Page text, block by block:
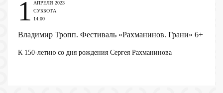
Владимир Тропп. Фестиваль «Рахманинов. Грани» 6+
К 150-летию со дня рождения Сергея Рахманинова
1
АПРЕЛЯ 2023
СУББОТА
14:00